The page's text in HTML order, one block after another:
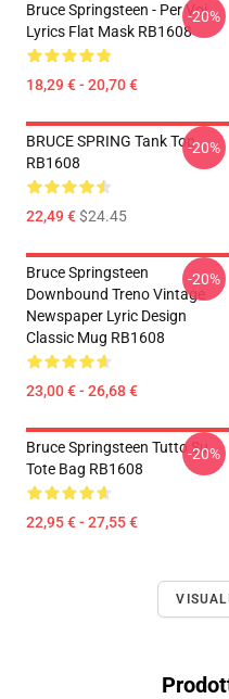
Bruce Springsteen - Per Voi
Lyrics Flat Mask RB1608
18,29 € - 20,70 €
-20%
BRUCE SPRING Tank Top
RB1608
22,49 €$24.45
-20%
Bruce Springsteen
Downbound Treno Vintage
Newspaper Lyric Design
Classic Mug RB1608
23,00 € - 26,68 €
-20%
Bruce Springsteen Tutto Su
Tote Bag RB1608
22,95 € - 27,55 €
-20%